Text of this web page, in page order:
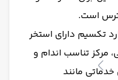
است.
تکسیم دارای استخر
مرکز تناسب اندام و
مانند